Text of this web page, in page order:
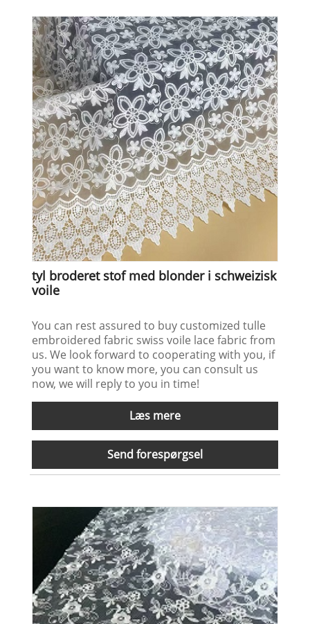
tyl broderet stof med blonder i schweizisk
voile
You can rest assured to buy customized tulle
embroidered fabric swiss voile lace fabric from
us. We look forward to cooperating with you, if
you want to know more, you can consult us
now, we will reply to you in time!
Læs mere
Send forespørgsel